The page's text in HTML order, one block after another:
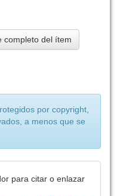
completo del ítem
por copyright,
a menos que se
para citar o enlazar